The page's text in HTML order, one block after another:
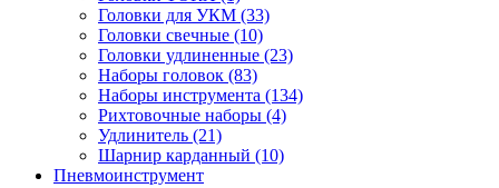
Головки для УКМ (33)
Головки свечные (10)
Головки удлиненные (23)
Наборы головок (83)
Наборы инструмента (134)
Рихтовочные наборы (4)
Удлинитель (21)
Шарнир карданный (10)
Пневмоинструмент